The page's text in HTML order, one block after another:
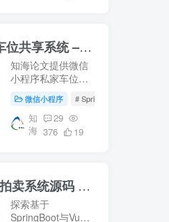
【知海论文】
微信小程序私家车位共享系统 – 知海论文
知海论文提供微信
小程序私家车位共
方案，包括
SpringBoot后端、
Vue前端及MySQL
下载和部署教程。
微信小程序 # SpringBoot
知
海
29
376
19
SpringBoot在线拍卖系统源码 – 知海论文
探索基于
SpringBoot与Vue